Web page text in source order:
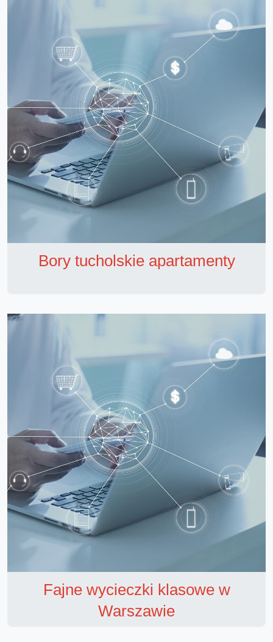
Bory tucholskie apartamenty
Fajne wycieczki klasowe w
Warszawie